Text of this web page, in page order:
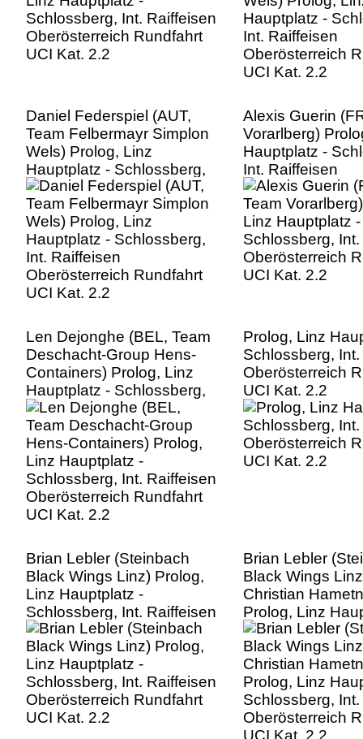
Daniel Federspiel (AUT,
Team Felbermayr Simplon
Wels) Prolog, Linz
Hauptplatz - Schlossberg,
Int. Raiffeisen
Oberösterreich Rundfahrt
UCI Kat. 2.2
Alexis Guerin
Vorarlberg)
Hauptplatz -
Int. Raiffeisen
Oberösterreich
UCI Kat. 2.2
Len Dejonghe (BEL, Team
Deschacht-Group Hens-
Containers) Prolog, Linz
Hauptplatz - Schlossberg,
Int. Raiffeisen
Oberösterreich Rundfahrt
UCI Kat. 2.2
Prolog, Linz
Schlossberg,
Oberösterreich
UCI Kat. 2.2
Brian Lebler (Steinbach
Black Wings Linz) Prolog,
Linz Hauptplatz -
Schlossberg, Int. Raiffeisen
Oberösterreich Rundfahrt
UCI Kat. 2.2
Brian Lebler
Black Wings
Christian
Prolog, Linz
Schlossberg,
Oberösterreich
UCI Kat. 2.2